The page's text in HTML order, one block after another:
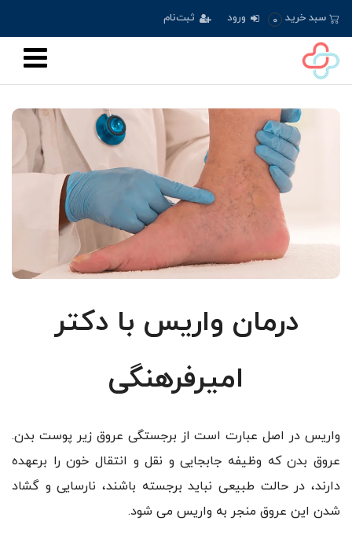
سبد خرید 0 ورود ثبت‌نام
درمان واریس با دکتر
امیرفرهنگی
واریس در اصل عبارت است از برجستگی عروق زیر پوست بدن.
عروق بدن که وظیفه جابجایی و نقل و انتقال خون را برعهده
دارند، در حالت طبیعی نباید برجسته باشند، نارسایی و گشاد
شدن این عروق منجر به واریس می شود.